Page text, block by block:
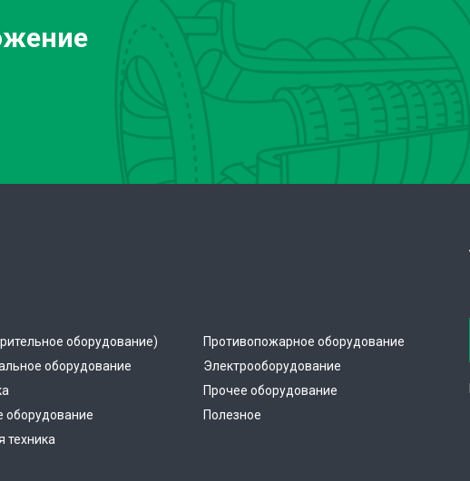
оборудование)
оборудование
оборудование
техника
Противопожарное оборудование
Электрооборудование
Прочее оборудование
Полезное